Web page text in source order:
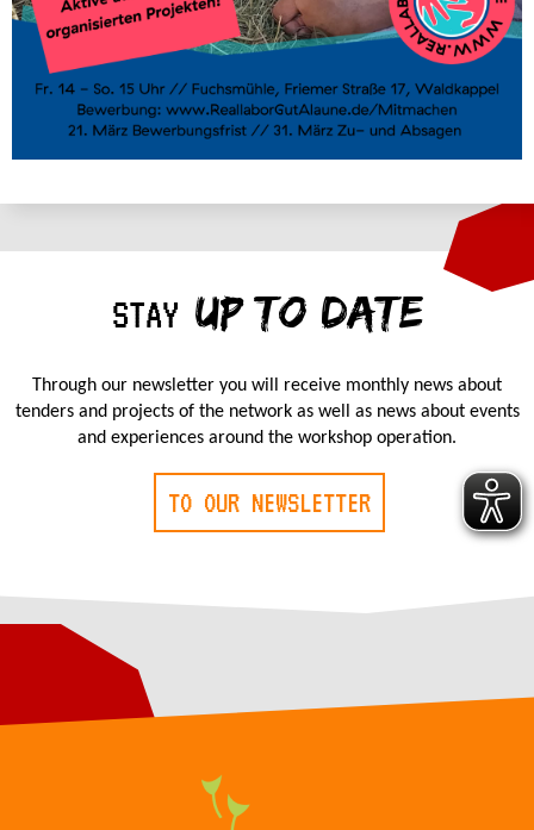
STAY UP TO DATE
Through our newsletter you will receive monthly news about
tenders and projects of the network as well as news about events
and experiences around the workshop operation.
TO OUR NEWSLETTER